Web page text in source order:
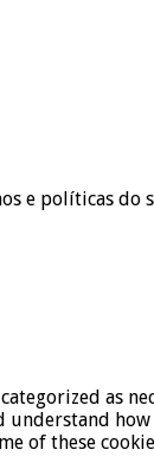
e políticas do
as
how
of these